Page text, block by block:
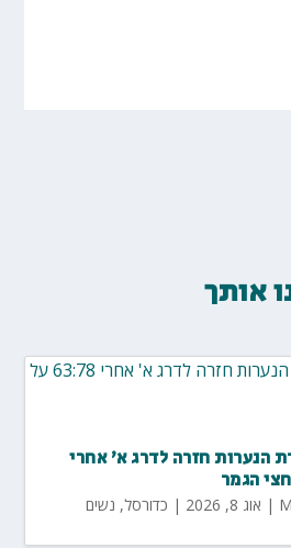
אותך
הנערות חזרה לדרג א' אחרי
| אוג 8, 2026 | כדורסל, נשים